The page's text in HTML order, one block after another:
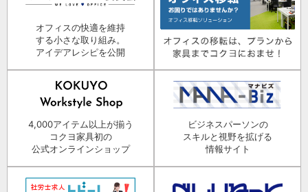
オフィスの快適を維持
する小さな取り組み。
アイデアレシピを公開
4,000アイテム以上が揃う
コクヨ家具初の
公式オンラインショップ
ビジネスパーソンの
スキルと視野を拡げる
情報サイト